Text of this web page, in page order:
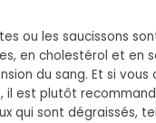
ou les saucissons
en cholestérol et en
du sang. Et si vous
il est plutôt
qui sont dégraissés,